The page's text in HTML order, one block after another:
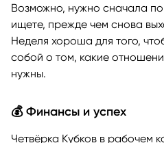
Возможно, нужно сначала
ищете, прежде чем снова
Неделя хороша для того,
собой о том, какие
нужны.
💰 Финансы и успех
Четвёрка Кубков в рабочем